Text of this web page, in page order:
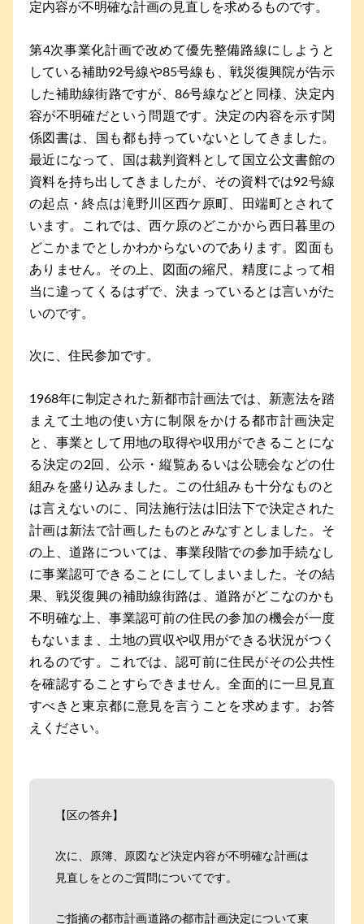
定内容が不明確な計画の見直しを求めるものです。
第4次事業化計画で改めて優先整備路線にしようと
している補助92号線や85号線も、戦災復興院が告示
した補助線街路ですが、86号線などと同様、決定内
容が不明確だという問題です。決定の内容を示す関
係図書は、国も都も持っていないとしてきました。
最近になって、国は裁判資料として国立公文書館の
資料を持ち出してきましたが、その資料では92号線
の起点・終点は滝野川区西ケ原町、田端町とされて
います。これでは、西ケ原のどこかから西日暮里の
どこかまでとしかわからないのであります。図面も
ありません。その上、図面の縮尺、精度によって相
当に違ってくるはずで、決まっているとは言いがた
いのです。
次に、住民参加です。
1968年に制定された新都市計画法では、新憲法を踏
まえて土地の使い方に制限をかける都市計画決定
と、事業として用地の取得や収用ができることにな
る決定の2回、公示・縦覧あるいは公聴会などの仕
組みを盛り込みました。この仕組みも十分なものと
は言えないのに、同法施行法は旧法下で決定された
計画は新法で計画したものとみなすとしました。そ
の上、道路については、事業段階での参加手続なし
に事業認可できることにしてしまいました。その結
果、戦災復興の補助線街路は、道路がどこなのかも
不明確な上、事業認可前の住民の参加の機会が一度
もないまま、土地の買収や収用ができる状況がつく
れるのです。これでは、認可前に住民がその公共性
を確認することすらできません。全面的に一旦見直
すべきと東京都に意見を言うことを求めます。お答
えください。
【区の答弁】
次に、原簿、原図など決定内容が不明確な計画は
見直しをとのご質問についてです。
ご指摘の都市計画道路の都市計画決定について東